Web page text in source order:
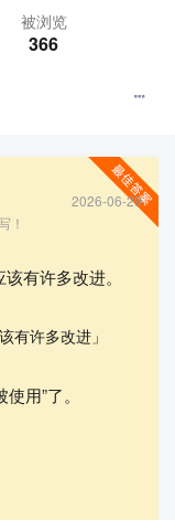
被浏览
366
2026-06-29
！
有许多改进。
有许多改进」
用”了。